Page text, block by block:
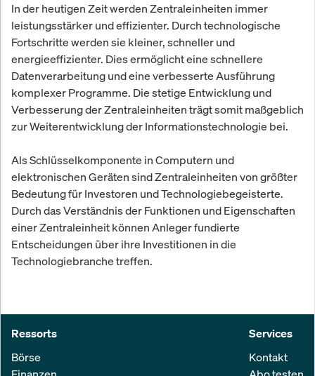
In der heutigen Zeit werden Zentraleinheiten immer
leistungsstärker und effizienter. Durch technologische
Fortschritte werden sie kleiner, schneller und
energieeffizienter. Dies ermöglicht eine schnellere
Datenverarbeitung und eine verbesserte Ausführung
komplexer Programme. Die stetige Entwicklung und
Verbesserung der Zentraleinheiten trägt somit maßgeblich
zur Weiterentwicklung der Informationstechnologie bei.
Als Schlüsselkomponente in Computern und
elektronischen Geräten sind Zentraleinheiten von größter
Bedeutung für Investoren und Technologiebegeisterte.
Durch das Verständnis der Funktionen und Eigenschaften
einer Zentraleinheit können Anleger fundierte
Entscheidungen über ihre Investitionen in die
Technologiebranche treffen.
Ressorts
Börse
Services
Kontakt